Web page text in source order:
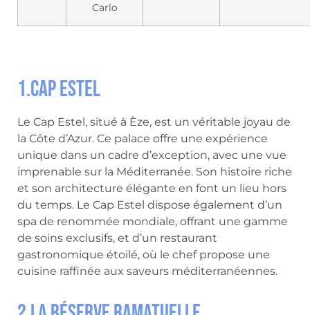
Carlo
1.Cap Estel
Le Cap Estel, situé à Èze, est un véritable joyau de
la Côte d’Azur. Ce palace offre une expérience
unique dans un cadre d’exception, avec une vue
imprenable sur la Méditerranée. Son histoire riche
et son architecture élégante en font un lieu hors
du temps. Le Cap Estel dispose également d’un
spa de renommée mondiale, offrant une gamme
de soins exclusifs, et d’un restaurant
gastronomique étoilé, où le chef propose une
cuisine raffinée aux saveurs méditerranéennes.